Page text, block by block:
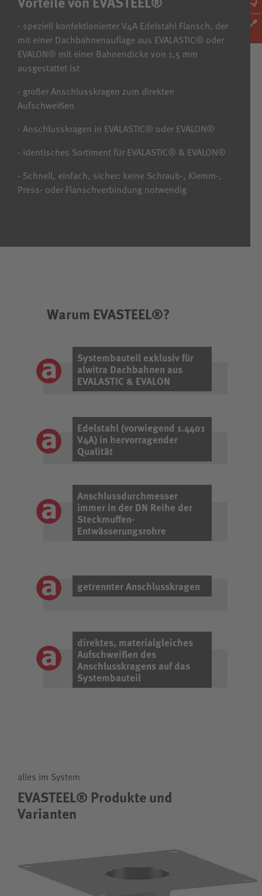
- speziell konfektionierter V4A Edelstahl Flansch, der
mit einer Dachbahnenauflage aus EVALASTIC® oder
EVALON® mit einer Bahnendicke von 1,5 mm
ausgestattet ist
- großer Anschlusskragen zum direkten
Aufschweißen
- Anschlusskragen in EVALASTIC® oder EVALON®
- identisches Sortiment für EVALASTIC® & EVALON®
- Schnell, einfach, sicher: keine Schraub-, Klemm-,
Press- oder Flanschverbindung notwendig
Warum EVASTEEL®?
Systembauteil exklusiv für
alwitra Dachbahnen aus
EVALASTIC & EVALON
Edelstahl (vorwiegend 1.4401
V4A) in hervorragender
Qualität
Anschlussdurchmesser
immer in der DN Reihe der
Steckmuffen-
Entwässerungsrohre
getrennter Anschlusskragen
direktes, materialgleiches
Aufschweißen des
Anschlusskragens auf das
Systembauteil
alles im System
EVASTEEL® Produkte und
Varianten